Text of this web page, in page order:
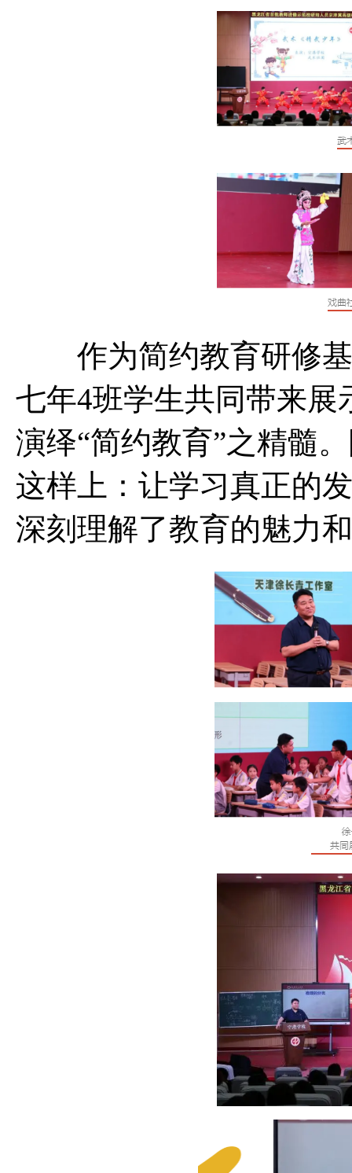
作为简约教育研修基
七年4班学生共同带来
演绎“简约教育”之精髓
这样上：让学习真正的
深刻理解了教育的魅力